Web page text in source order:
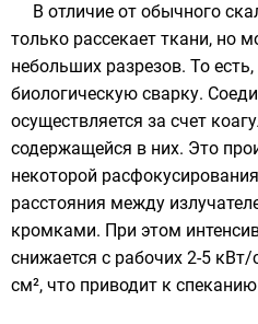
В отличие от обычного
только рассекает ткани, но
небольших разрезов. То
биологическую сварку.
осуществляется за счет
содержащейся в них. Это
некоторой
расстояния между
кромками. При этом
снижается с рабочих 2-5
см², что приводит к